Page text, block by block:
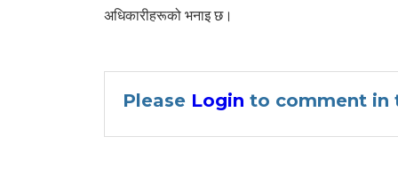
अधिकारीहरूको भनाइ छ।
Please Login to comment in